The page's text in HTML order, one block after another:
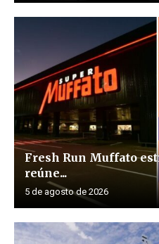
Fresh Run Muffato
reúne...
5 de agosto de 2026